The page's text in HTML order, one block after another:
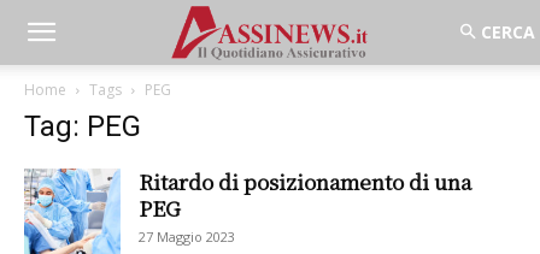
Home Tags PEG
Tag: PEG
Ritardo di posizionamento di una
PEG
27 Maggio 2023